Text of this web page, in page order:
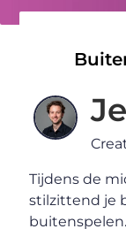
Tijdens de
stilzittend je